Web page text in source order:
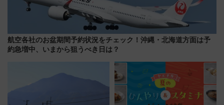
航空各社のお盆期間予約状況をチェック！沖縄・北海道方面は予
約急増中、いまから狙うべき日は？